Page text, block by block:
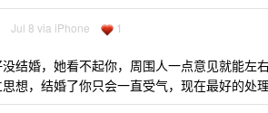
Jul 8 via iPhone 1
结婚，她看不起你，周围人一点意见就能左
想，结婚了你只会一直受气，现在最好的处